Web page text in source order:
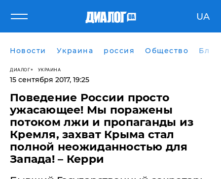
UA
Новости Украина россия Общество
ДИАЛОГ УКРАИНА
15 сентября 2017, 19:25
Поведение России просто
ужасающее! Мы поражены
потоком лжи и пропаганды из
Кремля, захват Крыма стал
полной неожиданностью для
Запада! – Керри